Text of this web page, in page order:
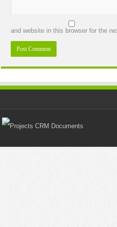
and website in this browser for the